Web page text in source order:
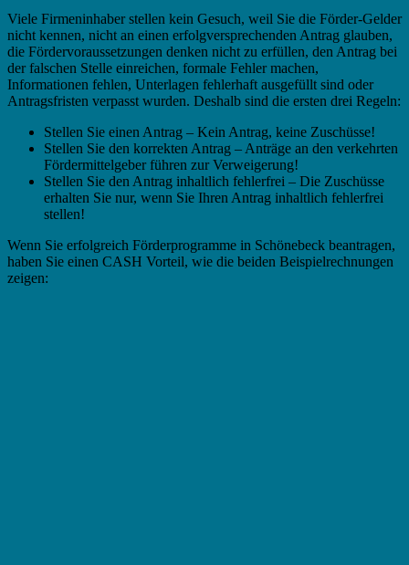
Viele Firmeninhaber stellen kein Gesuch, weil Sie die Förder-Gelder
nicht kennen, nicht an einen erfolgversprechenden Antrag glauben,
die Fördervoraussetzungen denken nicht zu erfüllen, den Antrag bei
der falschen Stelle einreichen, formale Fehler machen,
Informationen fehlen, Unterlagen fehlerhaft ausgefüllt sind oder
Antragsfristen verpasst wurden. Deshalb sind die ersten drei Regeln:
Stellen Sie einen Antrag – Kein Antrag, keine Zuschüsse!
Stellen Sie den korrekten Antrag – Anträge an den verkehrten
Fördermittelgeber führen zur Verweigerung!
Stellen Sie den Antrag inhaltlich fehlerfrei – Die Zuschüsse
erhalten Sie nur, wenn Sie Ihren Antrag inhaltlich fehlerfrei
stellen!
Wenn Sie erfolgreich Förderprogramme in Schönebeck beantragen,
haben Sie einen CASH Vorteil, wie die beiden Beispielrechnungen
zeigen: